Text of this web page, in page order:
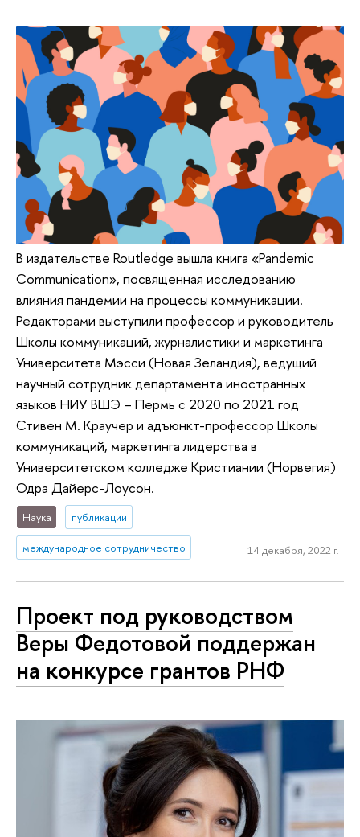
В издательстве Routledge вышла книга «Pandemic
Communication», посвященная исследованию
влияния пандемии на процессы коммуникации.
Редакторами выступили профессор и руководитель
Школы коммуникаций, журналистики и маркетинга
Университета Мэсси (Новая Зеландия), ведущий
научный сотрудник департамента иностранных
языков НИУ ВШЭ – Пермь с 2020 по 2021 год
Стивен М. Краучер и адъюнкт-профессор Школы
коммуникаций, маркетинга лидерства в
Университетском колледже Кристиании (Норвегия)
Одра Дайерс-Лоусон.
Наука публикации
международное сотрудничество 14 декабря, 2022 г.
Проект под руководством
Веры Федотовой поддержан
на конкурсе грантов РНФ